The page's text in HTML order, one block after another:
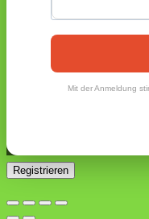
Mit der Anmeldung
Registrieren
E-Mail-Adresse gesendet.
Registrieren